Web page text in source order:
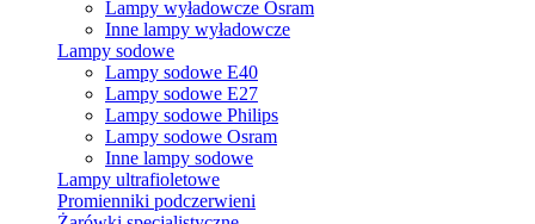
Lampy wyładowcze Osram
Inne lampy wyładowcze
Lampy sodowe
Lampy sodowe E40
Lampy sodowe E27
Lampy sodowe Philips
Lampy sodowe Osram
Inne lampy sodowe
Lampy ultrafioletowe
Promienniki podczerwieni